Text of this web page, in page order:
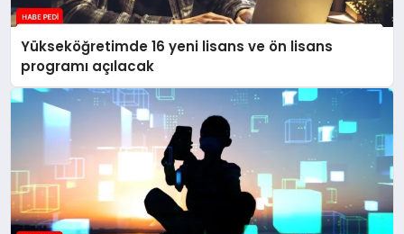
Yükseköğretimde 16 yeni lisans ve ön lisans
programı açılacak